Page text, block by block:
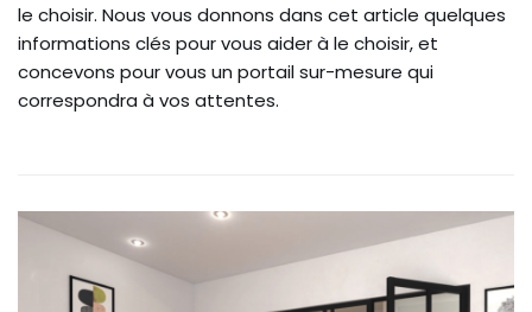
le choisir. Nous vous donnons dans cet article quelques
informations clés pour vous aider à le choisir, et
concevons pour vous un portail sur-mesure qui
correspondra à vos attentes.